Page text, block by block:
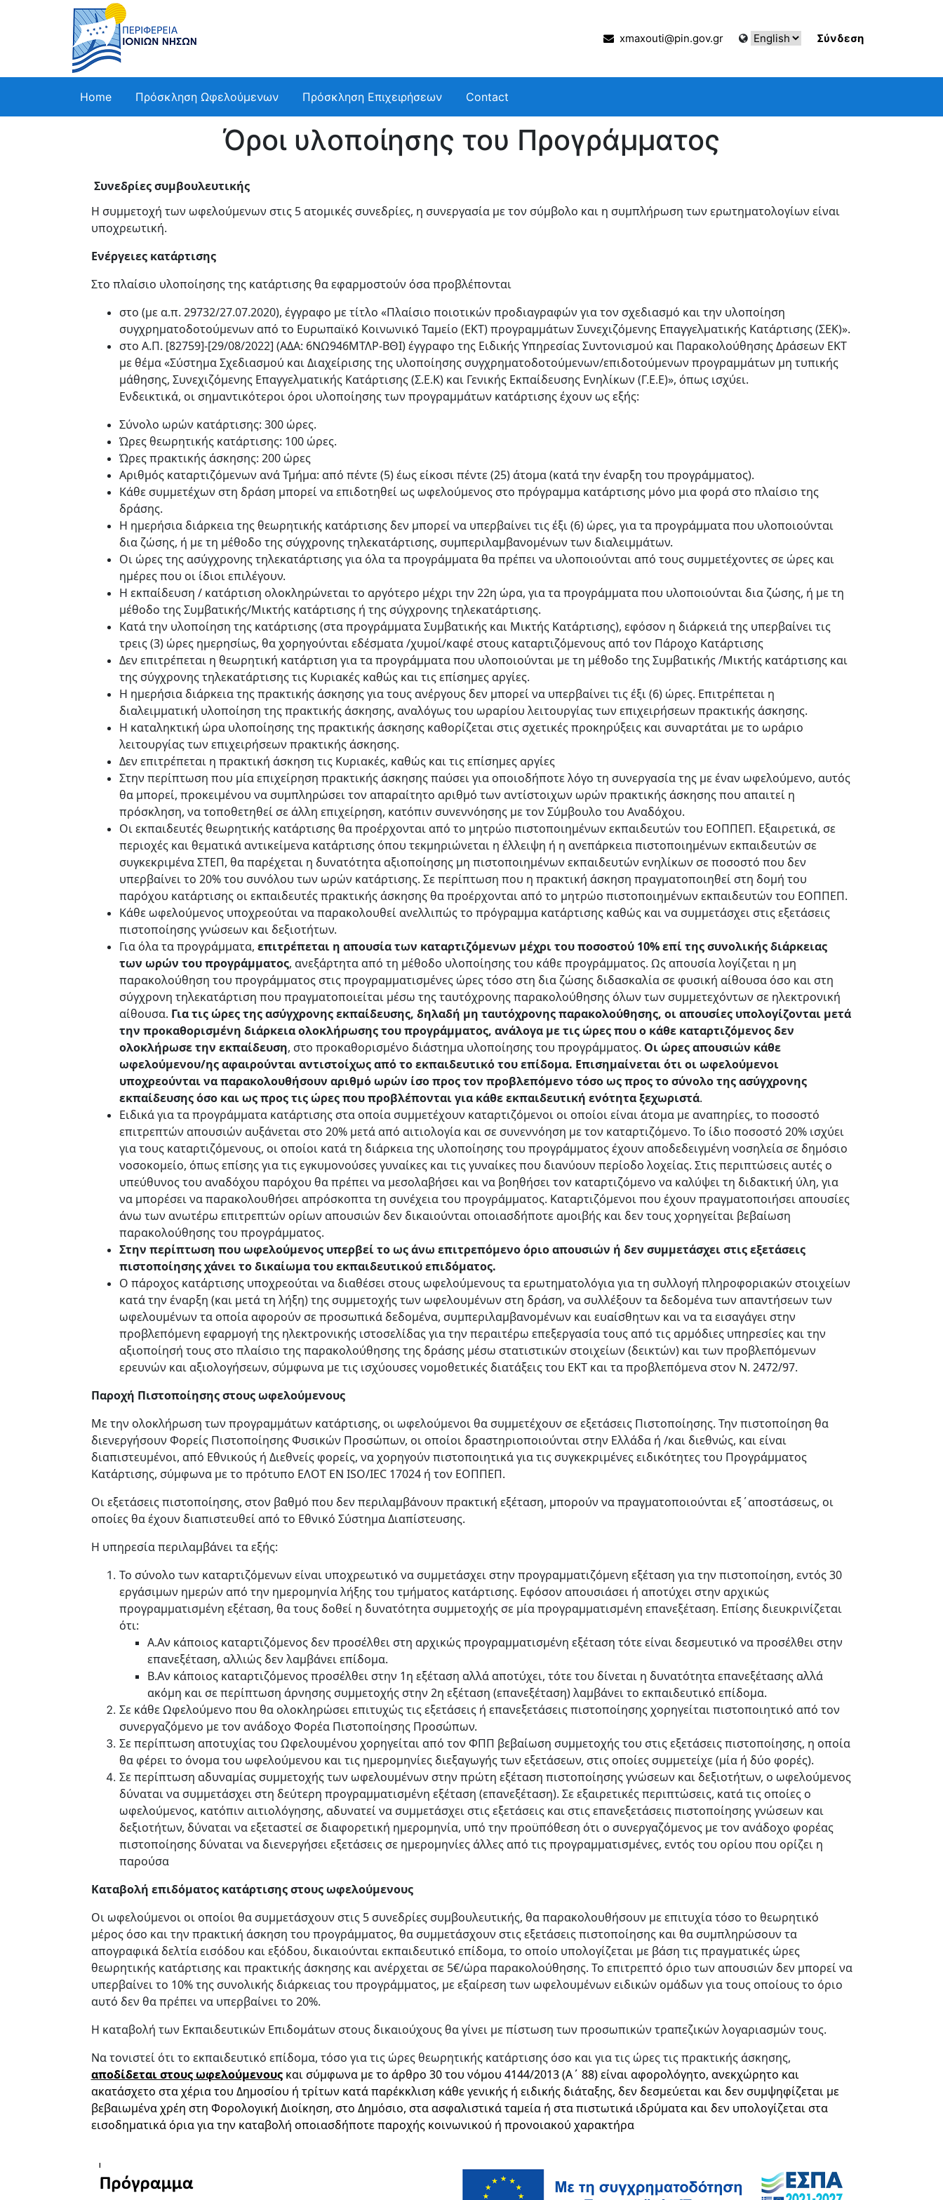
xmaxouti@pin.gov.gr Σύνδεση
Home Πρόσκληση Ωφελούμενων Πρόσκληση Επιχειρήσεων Contact
Όροι υλοποίησης του Προγράμματος
Συνεδρίες συμβουλευτικής
Η συμμετοχή των ωφελούμενων στις 5 ατομικές συνεδρίες, η συνεργασία με τον σύμβολο και η συμπλήρωση των ερωτηματολογίων είναι
υποχρεωτική.
Ενέργειες κατάρτισης
Στο πλαίσιο υλοποίησης της κατάρτισης θα εφαρμοστούν όσα προβλέπονται
στο (με α.π. 29732/27.07.2020), έγγραφο με τίτλο «Πλαίσιο ποιοτικών προδιαγραφών για τον σχεδιασμό και την υλοποίηση
συγχρηματοδοτούμενων από το Ευρωπαϊκό Κοινωνικό Ταμείο (ΕΚΤ) προγραμμάτων Συνεχιζόμενης Επαγγελματικής Κατάρτισης (ΣΕΚ)».
στο Α.Π. [82759]-[29/08/2022] (ΑΔΑ: 6ΝΩ946ΜΤΛΡ-ΒΘΙ) έγγραφο της Ειδικής Υπηρεσίας Συντονισμού και Παρακολούθησης Δράσεων ΕΚΤ
με θέμα «Σύστημα Σχεδιασμού και Διαχείρισης της υλοποίησης συγχρηματοδοτούμενων/επιδοτούμενων προγραμμάτων μη τυπικής
μάθησης, Συνεχιζόμενης Επαγγελματικής Κατάρτισης (Σ.Ε.Κ) και Γενικής Εκπαίδευσης Ενηλίκων (Γ.Ε.Ε)», όπως ισχύει.
Ενδεικτικά, οι σημαντικότεροι όροι υλοποίησης των προγραμμάτων κατάρτισης έχουν ως εξής:
Σύνολο ωρών κατάρτισης: 300 ώρες.
Ώρες θεωρητικής κατάρτισης: 100 ώρες.
Ώρες πρακτικής άσκησης: 200 ώρες
Αριθμός καταρτιζόμενων ανά Τμήμα: από πέντε (5) έως είκοσι πέντε (25) άτομα (κατά την έναρξη του προγράμματος).
Κάθε συμμετέχων στη δράση μπορεί να επιδοτηθεί ως ωφελούμενος στο πρόγραμμα κατάρτισης μόνο μια φορά στο πλαίσιο της
δράσης.
Η ημερήσια διάρκεια της θεωρητικής κατάρτισης δεν μπορεί να υπερβαίνει τις έξι (6) ώρες, για τα προγράμματα που υλοποιούνται
δια ζώσης, ή με τη μέθοδο της σύγχρονης τηλεκατάρτισης, συμπεριλαμβανομένων των διαλειμμάτων.
Οι ώρες της ασύγχρονης τηλεκατάρτισης για όλα τα προγράμματα θα πρέπει να υλοποιούνται από τους συμμετέχοντες σε ώρες και
ημέρες που οι ίδιοι επιλέγουν.
Η εκπαίδευση / κατάρτιση ολοκληρώνεται το αργότερο μέχρι την 22η ώρα, για τα προγράμματα που υλοποιούνται δια ζώσης, ή με τη
μέθοδο της Συμβατικής/Μικτής κατάρτισης ή της σύγχρονης τηλεκατάρτισης.
Κατά την υλοποίηση της κατάρτισης (στα προγράμματα Συμβατικής και Μικτής Κατάρτισης), εφόσον η διάρκειά της υπερβαίνει τις
τρεις (3) ώρες ημερησίως, θα χορηγούνται εδέσματα /χυμοί/καφέ στους καταρτιζόμενους από τον Πάροχο Κατάρτισης
Δεν επιτρέπεται η θεωρητική κατάρτιση για τα προγράμματα που υλοποιούνται με τη μέθοδο της Συμβατικής /Μικτής κατάρτισης και
της σύγχρονης τηλεκατάρτισης τις Κυριακές καθώς και τις επίσημες αργίες.
Η ημερήσια διάρκεια της πρακτικής άσκησης για τους ανέργους δεν μπορεί να υπερβαίνει τις έξι (6) ώρες. Επιτρέπεται η
διαλειμματική υλοποίηση της πρακτικής άσκησης, αναλόγως του ωραρίου λειτουργίας των επιχειρήσεων πρακτικής άσκησης.
Η καταληκτική ώρα υλοποίησης της πρακτικής άσκησης καθορίζεται στις σχετικές προκηρύξεις και συναρτάται με το ωράριο
λειτουργίας των επιχειρήσεων πρακτικής άσκησης.
Δεν επιτρέπεται η πρακτική άσκηση τις Κυριακές, καθώς και τις επίσημες αργίες
Στην περίπτωση που μία επιχείρηση πρακτικής άσκησης παύσει για οποιοδήποτε λόγο τη συνεργασία της με έναν ωφελούμενο, αυτός
θα μπορεί, προκειμένου να συμπληρώσει τον απαραίτητο αριθμό των αντίστοιχων ωρών πρακτικής άσκησης που απαιτεί η
πρόσκληση, να τοποθετηθεί σε άλλη επιχείρηση, κατόπιν συνεννόησης με τον Σύμβουλο του Αναδόχου.
Οι εκπαιδευτές θεωρητικής κατάρτισης θα προέρχονται από το μητρώο πιστοποιημένων εκπαιδευτών του ΕΟΠΠΕΠ. Εξαιρετικά, σε
περιοχές και θεματικά αντικείμενα κατάρτισης όπου τεκμηριώνεται η έλλειψη ή η ανεπάρκεια πιστοποιημένων εκπαιδευτών σε
συγκεκριμένα ΣΤΕΠ, θα παρέχεται η δυνατότητα αξιοποίησης μη πιστοποιημένων εκπαιδευτών ενηλίκων σε ποσοστό που δεν
υπερβαίνει το 20% του συνόλου των ωρών κατάρτισης. Σε περίπτωση που η πρακτική άσκηση πραγματοποιηθεί στη δομή του
παρόχου κατάρτισης οι εκπαιδευτές πρακτικής άσκησης θα προέρχονται από το μητρώο πιστοποιημένων εκπαιδευτών του ΕΟΠΠΕΠ.
Κάθε ωφελούμενος υποχρεούται να παρακολουθεί ανελλιπώς το πρόγραμμα κατάρτισης καθώς και να συμμετάσχει στις εξετάσεις
πιστοποίησης γνώσεων και δεξιοτήτων.
Για όλα τα προγράμματα, επιτρέπεται η απουσία των καταρτιζόμενων μέχρι του ποσοστού 10% επί της συνολικής διάρκειας
των ωρών του προγράμματος, ανεξάρτητα από τη μέθοδο υλοποίησης του κάθε προγράμματος. Ως απουσία λογίζεται η μη
παρακολούθηση του προγράμματος στις προγραμματισμένες ώρες τόσο στη δια ζώσης διδασκαλία σε φυσική αίθουσα όσο και στη
σύγχρονη τηλεκατάρτιση που πραγματοποιείται μέσω της ταυτόχρονης παρακολούθησης όλων των συμμετεχόντων σε ηλεκτρονική
αίθουσα. Για τις ώρες της ασύγχρονης εκπαίδευσης, δηλαδή μη ταυτόχρονης παρακολούθησης, οι απουσίες υπολογίζονται μετά
την προκαθορισμένη διάρκεια ολοκλήρωσης του προγράμματος, ανάλογα με τις ώρες που ο κάθε καταρτιζόμενος δεν
ολοκλήρωσε την εκπαίδευση, στο προκαθορισμένο διάστημα υλοποίησης του προγράμματος. Οι ώρες απουσιών κάθε
ωφελούμενου/ης αφαιρούνται αντιστοίχως από το εκπαιδευτικό του επίδομα. Επισημαίνεται ότι οι ωφελούμενοι
υποχρεούνται να παρακολουθήσουν αριθμό ωρών ίσo προς τον προβλεπόμενο τόσο ως προς το σύνολο της ασύγχρονης
εκπαίδευσης όσο και ως προς τις ώρες που προβλέπονται για κάθε εκπαιδευτική ενότητα ξεχωριστά.
Ειδικά για τα προγράμματα κατάρτισης στα οποία συμμετέχουν καταρτιζόμενοι οι οποίοι είναι άτομα με αναπηρίες, το ποσοστό
επιτρεπτών απουσιών αυξάνεται στο 20% μετά από αιτιολογία και σε συνεννόηση με τον καταρτιζόμενο. Το ίδιο ποσοστό 20% ισχύει
για τους καταρτιζόμενους, οι οποίοι κατά τη διάρκεια της υλοποίησης του προγράμματος έχουν αποδεδειγμένη νοσηλεία σε δημόσιο
νοσοκομείο, όπως επίσης για τις εγκυμονούσες γυναίκες και τις γυναίκες που διανύουν περίοδο λοχείας. Στις περιπτώσεις αυτές ο
υπεύθυνος του αναδόχου παρόχου θα πρέπει να μεσολαβήσει και να βοηθήσει τον καταρτιζόμενο να καλύψει τη διδακτική ύλη, για
να μπορέσει να παρακολουθήσει απρόσκοπτα τη συνέχεια του προγράμματος. Καταρτιζόμενοι που έχουν πραγματοποιήσει απουσίες
άνω των ανωτέρω επιτρεπτών ορίων απουσιών δεν δικαιούνται οποιασδήποτε αμοιβής και δεν τους χορηγείται βεβαίωση
παρακολούθησης του προγράμματος.
Στην περίπτωση που ωφελούμενος υπερβεί το ως άνω επιτρεπόμενο όριο απουσιών ή δεν συμμετάσχει στις εξετάσεις
πιστοποίησης χάνει το δικαίωμα του εκπαιδευτικού επιδόματος.
Ο πάροχος κατάρτισης υποχρεούται να διαθέσει στους ωφελούμενους τα ερωτηματολόγια για τη συλλογή πληροφοριακών στοιχείων
κατά την έναρξη (και μετά τη λήξη) της συμμετοχής των ωφελουμένων στη δράση, να συλλέξουν τα δεδομένα των απαντήσεων των
ωφελουμένων τα οποία αφορούν σε προσωπικά δεδομένα, συμπεριλαμβανομένων και ευαίσθητων και να τα εισαγάγει στην
προβλεπόμενη εφαρμογή της ηλεκτρονικής ιστοσελίδας για την περαιτέρω επεξεργασία τους από τις αρμόδιες υπηρεσίες και την
αξιοποίησή τους στο πλαίσιο της παρακολούθησης της δράσης μέσω στατιστικών στοιχείων (δεικτών) και των προβλεπόμενων
ερευνών και αξιολογήσεων, σύμφωνα με τις ισχύουσες νομοθετικές διατάξεις του ΕΚΤ και τα προβλεπόμενα στον Ν. 2472/97.
Παροχή Πιστοποίησης στους ωφελούμενους
Με την ολοκλήρωση των προγραμμάτων κατάρτισης, οι ωφελούμενοι θα συμμετέχουν σε εξετάσεις Πιστοποίησης. Την πιστοποίηση θα
διενεργήσουν Φορείς Πιστοποίησης Φυσικών Προσώπων, οι οποίοι δραστηριοποιούνται στην Ελλάδα ή /και διεθνώς, και είναι
διαπιστευμένοι, από Εθνικούς ή Διεθνείς φορείς, να χορηγούν πιστοποιητικά για τις συγκεκριμένες ειδικότητες του Προγράμματος
Κατάρτισης, σύμφωνα με το πρότυπο ΕΛΟΤ EN ISO/IEC 17024 ή τον ΕΟΠΠΕΠ.
Οι εξετάσεις πιστοποίησης, στον βαθμό που δεν περιλαμβάνουν πρακτική εξέταση, μπορούν να πραγματοποιούνται εξ΄αποστάσεως, οι
οποίες θα έχουν διαπιστευθεί από το Εθνικό Σύστημα Διαπίστευσης.
Η υπηρεσία περιλαμβάνει τα εξής:
Το σύνολο των καταρτιζόμενων είναι υποχρεωτικό να συμμετάσχει στην προγραμματιζόμενη εξέταση για την πιστοποίηση, εντός 30
εργάσιμων ημερών από την ημερομηνία λήξης του τμήματος κατάρτισης. Εφόσον απουσιάσει ή αποτύχει στην αρχικώς
προγραμματισμένη εξέταση, θα τους δοθεί η δυνατότητα συμμετοχής σε μία προγραμματισμένη επανεξέταση. Επίσης διευκρινίζεται
ότι:
Α.Αν κάποιος καταρτιζόμενος δεν προσέλθει στη αρχικώς προγραμματισμένη εξέταση τότε είναι δεσμευτικό να προσέλθει στην
επανεξέταση, αλλιώς δεν λαμβάνει επίδομα.
Β.Αν κάποιος καταρτιζόμενος προσέλθει στην 1η εξέταση αλλά αποτύχει, τότε του δίνεται η δυνατότητα επανεξέτασης αλλά
ακόμη και σε περίπτωση άρνησης συμμετοχής στην 2η εξέταση (επανεξέταση) λαμβάνει το εκπαιδευτικό επίδομα.
Σε κάθε Ωφελούμενο που θα ολοκληρώσει επιτυχώς τις εξετάσεις ή επανεξετάσεις πιστοποίησης χορηγείται πιστοποιητικό από τον
συνεργαζόμενο με τον ανάδοχο Φορέα Πιστοποίησης Προσώπων.
Σε περίπτωση αποτυχίας του Ωφελουμένου χορηγείται από τον ΦΠΠ βεβαίωση συμμετοχής του στις εξετάσεις πιστοποίησης, η οποία
θα φέρει το όνομα του ωφελούμενου και τις ημερομηνίες διεξαγωγής των εξετάσεων, στις οποίες συμμετείχε (μία ή δύο φορές).
Σε περίπτωση αδυναμίας συμμετοχής των ωφελουμένων στην πρώτη εξέταση πιστοποίησης γνώσεων και δεξιοτήτων, ο ωφελούμενος
δύναται να συμμετάσχει στη δεύτερη προγραμματισμένη εξέταση (επανεξέταση). Σε εξαιρετικές περιπτώσεις, κατά τις οποίες ο
ωφελούμενος, κατόπιν αιτιολόγησης, αδυνατεί να συμμετάσχει στις εξετάσεις και στις επανεξετάσεις πιστοποίησης γνώσεων και
δεξιοτήτων, δύναται να εξεταστεί σε διαφορετική ημερομηνία, υπό την προϋπόθεση ότι ο συνεργαζόμενος με τον ανάδοχο φορέας
πιστοποίησης δύναται να διενεργήσει εξετάσεις σε ημερομηνίες άλλες από τις προγραμματισμένες, εντός του ορίου που ορίζει η
παρούσα
Καταβολή επιδόματος κατάρτισης στους ωφελούμενους
Οι ωφελούμενοι οι οποίοι θα συμμετάσχουν στις 5 συνεδρίες συμβουλευτικής, θα παρακολουθήσουν με επιτυχία τόσο το θεωρητικό
μέρος όσο και την πρακτική άσκηση του προγράμματος, θα συμμετάσχουν στις εξετάσεις πιστοποίησης και θα συμπληρώσουν τα
απογραφικά δελτία εισόδου και εξόδου, δικαιούνται εκπαιδευτικό επίδομα, το οποίο υπολογίζεται με βάση τις πραγματικές ώρες
θεωρητικής κατάρτισης και πρακτικής άσκησης και ανέρχεται σε 5€/ώρα παρακολούθησης. Το επιτρεπτό όριο των απουσιών δεν μπορεί να
υπερβαίνει το 10% της συνολικής διάρκειας του προγράμματος, με εξαίρεση των ωφελουμένων ειδικών ομάδων για τους οποίους το όριο
αυτό δεν θα πρέπει να υπερβαίνει το 20%.
Η καταβολή των Εκπαιδευτικών Επιδομάτων στους δικαιούχους θα γίνει με πίστωση των προσωπικών τραπεζικών λογαριασμών τους.
Να τονιστεί ότι το εκπαιδευτικό επίδομα, τόσο για τις ώρες θεωρητικής κατάρτισης όσο και για τις ώρες τις πρακτικής άσκησης,
αποδίδεται στους ωφελούμενουςκαι σύμφωνα με το άρθρο 30 του νόμου 4144/2013 (Α΄ 88) είναι αφορολόγητο, ανεκχώρητο και
ακατάσχετο στα χέρια του Δημοσίου ή τρίτων κατά παρέκκλιση κάθε γενικής ή ειδικής διάταξης, δεν δεσμεύεται και δεν συμψηφίζεται με
βεβαιωμένα χρέη στη Φορολογική Διοίκηση, στο Δημόσιο, στα ασφαλιστικά ταμεία ή στα πιστωτικά ιδρύματα και δεν υπολογίζεται στα
εισοδηματικά όρια για την καταβολή οποιασδήποτε παροχής κοινωνικού ή προνοιακού χαρακτήρα